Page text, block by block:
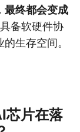
最终都会变成
备软硬件协
生存空间。
芯片在落